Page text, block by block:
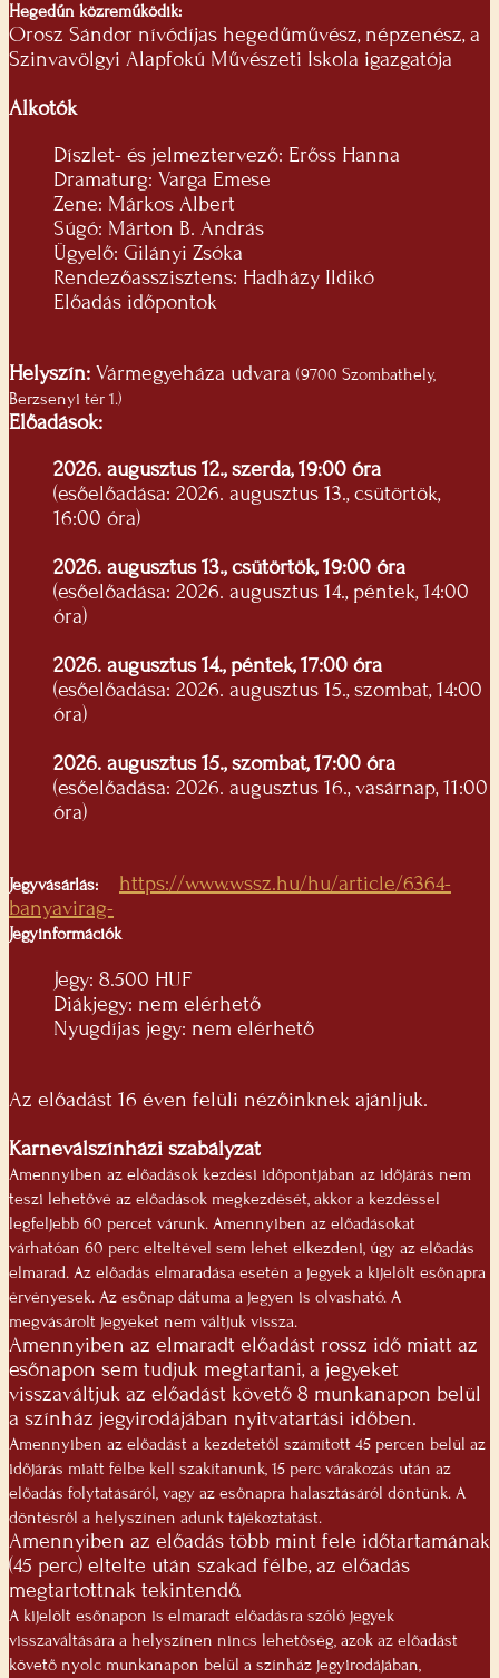
Hegedűn közreműködik:
Orosz Sándor nívódíjas hegedűművész, népzenész, a
Szinvavölgyi Alapfokú Művészeti Iskola igazgatója
Alkotók
Díszlet- és jelmeztervező: Erőss Hanna
Dramaturg: Varga Emese
Zene: Márkos Albert
Súgó: Márton B. András
Ügyelő: Gilányi Zsóka
Rendezőasszisztens: Hadházy Ildikó
Előadás időpontok
Helyszín: Vármegyeháza udvara (9700 Szombathely,
Berzsenyi tér 1.)
Előadások:
2026. augusztus 12., szerda, 19:00 óra
(esőelőadása: 2026. augusztus 13., csütörtök,
16:00 óra)
2026. augusztus 13., csütörtök, 19:00 óra
(esőelőadása: 2026. augusztus 14., péntek, 14:00
óra)
2026. augusztus 14., péntek, 17:00 óra
(esőelőadása: 2026. augusztus 15., szombat, 14:00
óra)
2026. augusztus 15., szombat, 17:00 óra
(esőelőadása: 2026. augusztus 16., vasárnap, 11:00
óra)
Jegyvásárlás:
https://www.wssz.hu/hu/article/6364-
banyavirag-
Jegyinformációk
Jegy: 8.500 HUF
Diákjegy: nem elérhető
Nyugdíjas jegy: nem elérhető
Az előadást 16 éven felüli nézőinknek ajánljuk.
Karneválszínházi szabályzat
Amennyiben az előadások kezdési időpontjában az időjárás nem
teszi lehetővé az előadások megkezdését, akkor a kezdéssel
legfeljebb 60 percet várunk. Amennyiben az előadásokat
várhatóan 60 perc elteltével sem lehet elkezdeni, úgy az előadás
elmarad. Az előadás elmaradása esetén a jegyek a kijelölt esőnapra
érvényesek. Az esőnap dátuma a jegyen is olvasható. A
megvásárolt jegyeket nem váltjuk vissza.
Amennyiben az elmaradt előadást rossz idő miatt az
esőnapon sem tudjuk megtartani, a jegyeket
visszaváltjuk az előadást követő 8 munkanapon belül
a színház jegyirodájában nyitvatartási időben.
Amennyiben az előadást a kezdetétől számított 45 percen belül az
időjárás miatt félbe kell szakítanunk, 15 perc várakozás után az
előadás folytatásáról, vagy az esőnapra halasztásáról döntünk. A
döntésről a helyszínen adunk tájékoztatást.
Amennyiben az előadás több mint fele időtartamának
(45 perc) eltelte után szakad félbe, az előadás
megtartottnak tekintendő.
A kijelölt esőnapon is elmaradt előadásra szóló jegyek
visszaváltására a helyszínen nincs lehetőség, azok az előadást
követő nyolc munkanapon belül a színház jegyirodájában,